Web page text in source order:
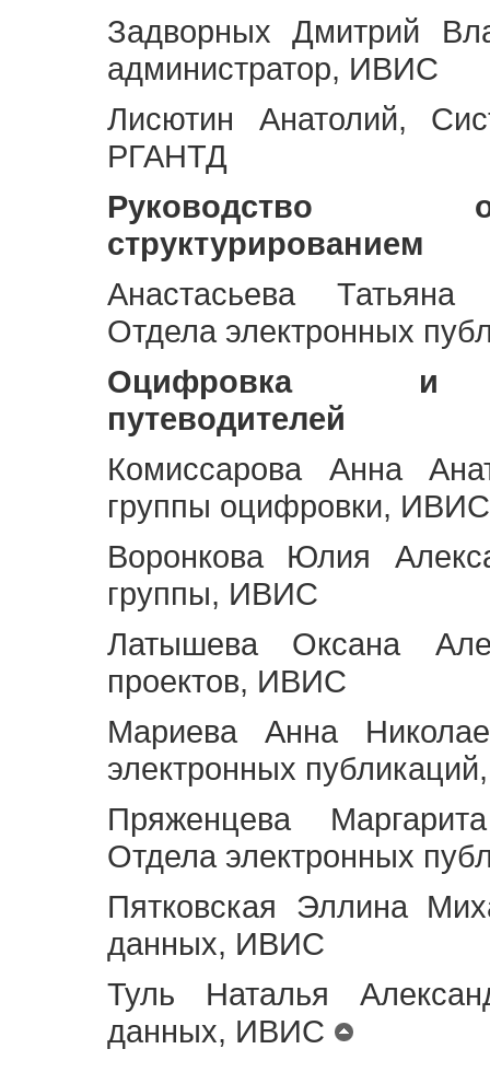
Задворных Дмитрий
администратор, ИВИС
Лисютин Анатолий,
РГАНТД
Руководство
структурированием
Анастасьева Татьяна
Отдела электронных
Оцифровка и
путеводителей
Комиссарова Анна
группы оцифровки, ИВИС
Воронкова Юлия
группы, ИВИС
Латышева Оксана
проектов, ИВИС
Мариева Анна
электронных
Пряженцева
Отдела электронных
Пятковская Эллина
данных, ИВИС
Туль Наталья
данных, ИВИС